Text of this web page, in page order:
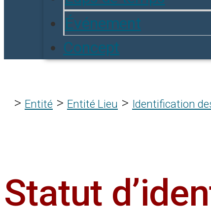
Événement
Concept
Entité > Entité Lieu > Identification
Statut